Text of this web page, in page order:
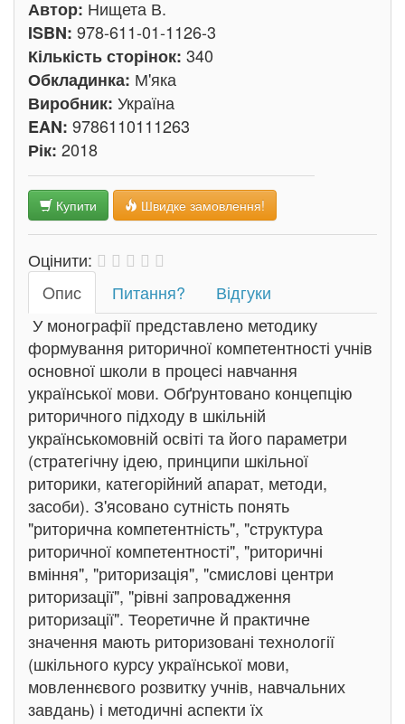
Автор: Нищета В.
ISBN: 978-611-01-1126-3
Кількість сторінок: 340
Обкладинка: М'яка
Виробник: Україна
EAN: 9786110111263
Рік: 2018
Купити Швидке замовлення!
Оцінити:
Oпис
Питання?
Відгуки
У монографії представлено методику
формування риторичної компетентності учнів
основної школи в процесі навчання
української мови. Обґрунтовано концепцію
риторичного підходу в шкільній
українськомовній освіті та його параметри
(стратегічну ідею, принципи шкільної
риторики, категорійний апарат, методи,
засоби). З'ясовано сутність понять
"риторична компетентність", "структура
риторичної компетентності", "риторичні
вміння", "риторизація", "смислові центри
риторизації", "рівні запровадження
риторизації". Теоретичне й практичне
значення мають риторизовані технології
(шкільного курсу української мови,
мовленнєвого розвитку учнів, навчальних
завдань) і методичні аспекти їх